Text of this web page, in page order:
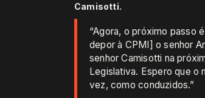
Camisotti.
“Agora, o próximo passo
depor à CPMI] o senhor
senhor Camisotti na
Legislativa. Espero que o
vez, como conduzidos.”